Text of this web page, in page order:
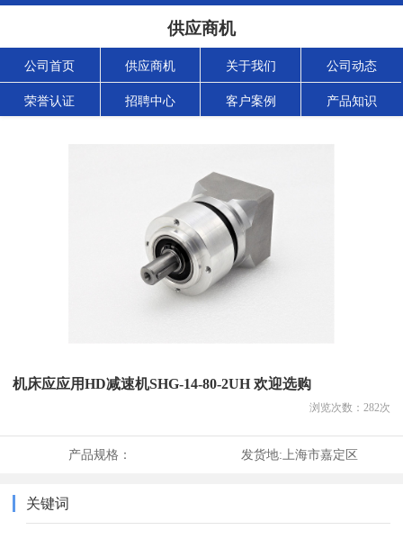
供应商机
公司首页 供应商机 关于我们 公司动态
荣誉认证 招聘中心 客户案例 产品知识
机床应应用HD减速机SHG-14-80-2UH 欢迎选购
浏览次数： 282次
产品规格： 发货地: 上海市嘉定区
关键词